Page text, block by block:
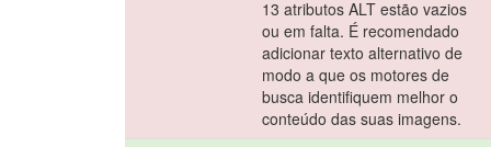
13 atributos ALT estão vazios
ou em falta. É recomendado
adicionar texto alternativo de
modo a que os motores de
busca identifiquem melhor o
conteúdo das suas imagens.